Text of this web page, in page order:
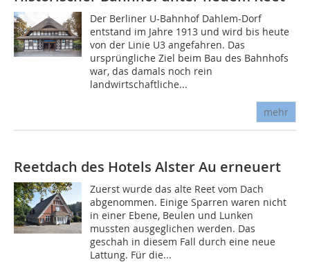
Der Berliner U-Bahnhof Dahlem-Dorf
entstand im Jahre 1913 und wird bis heute
von der Linie U3 angefahren. Das
ursprüngliche Ziel beim Bau des Bahnhofs
war, das damals noch rein
landwirtschaftliche...
mehr
Reetdach des Hotels Alster Au erneuert
Zuerst wurde das alte Reet vom Dach
abgenommen. Einige Sparren waren nicht
in einer Ebene, Beulen und Lunken
mussten ausgeglichen werden. Das
geschah in diesem Fall durch eine neue
Lattung. Für die...